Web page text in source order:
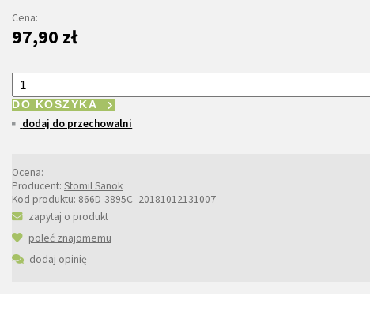
Cena:
97,90 zł
DO KOSZYKA
dodaj do przechowalni
Ocena:
Producent: Stomil Sanok
Kod produktu: 866D-3895C_20181012131007
zapytaj o produkt
poleć znajomemu
dodaj opinię